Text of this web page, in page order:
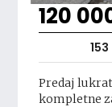
120
153
Predaj
kompletne